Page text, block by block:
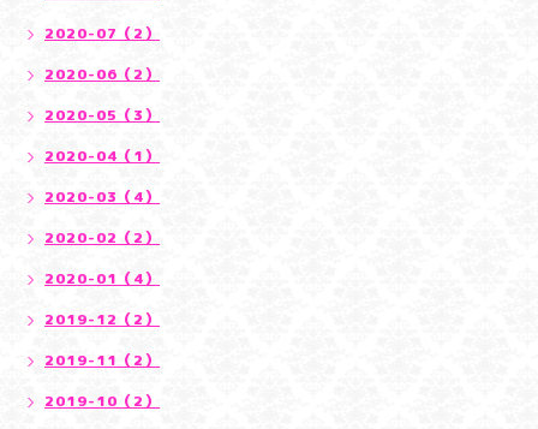
2020-07（2）
2020-06（2）
2020-05（3）
2020-04（1）
2020-03（4）
2020-02（2）
2020-01（4）
2019-12（2）
2019-11（2）
2019-10（2）